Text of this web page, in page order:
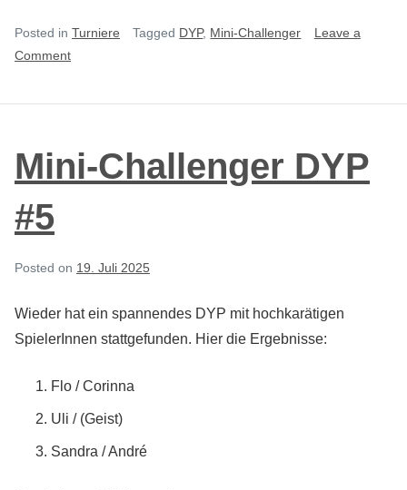
Posted in Turniere Tagged DYP, Mini-Challenger
Leave a
Commenton
Mini-Challenger DYP
#5
Posted on 19. Juli 2025
Wieder hat ein spannendes DYP mit hochkarätigen
SpielerInnen stattgefunden. Hier die Ergebnisse:
Flo / Corinna
Uli / (Geist)
Sandra / André